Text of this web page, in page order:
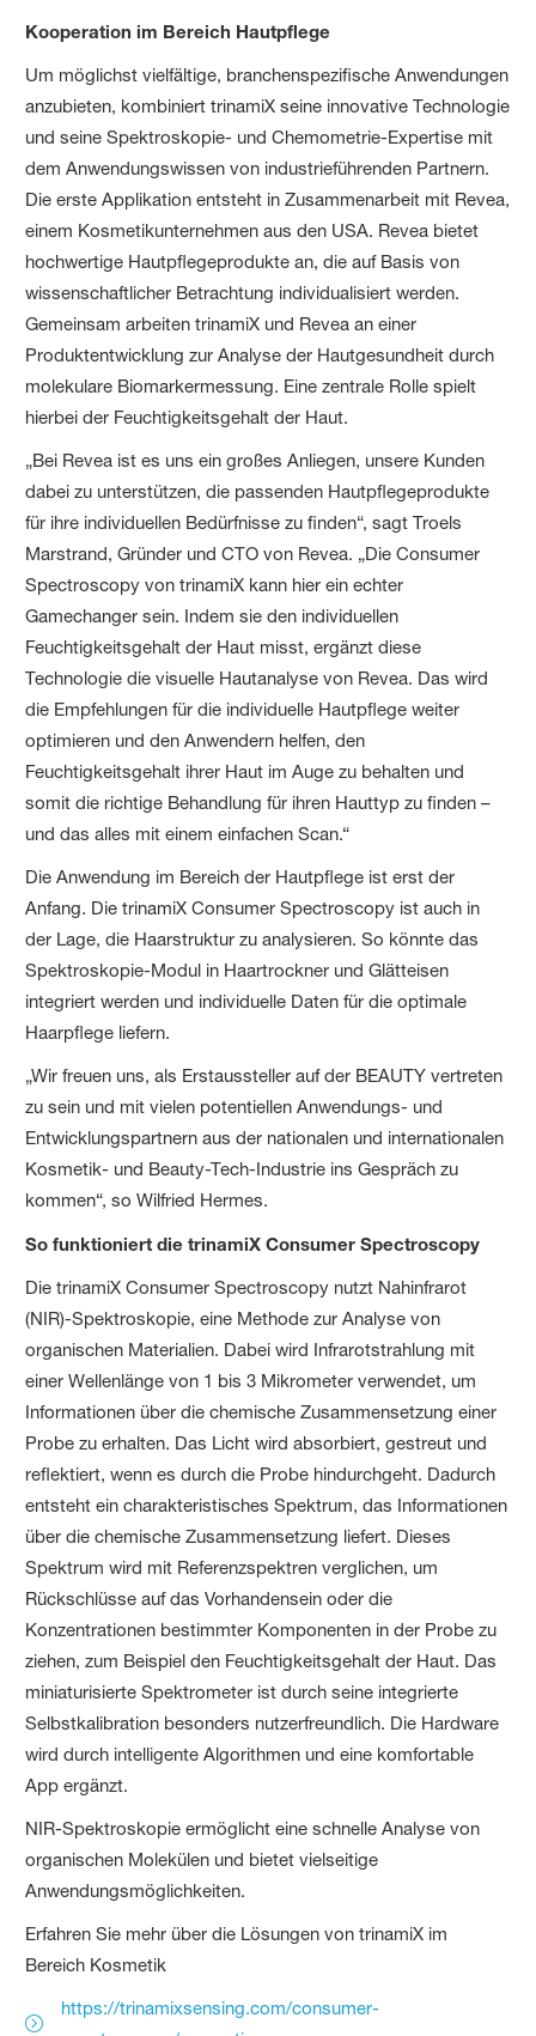
Kooperation im Bereich Hautpflege
Um möglichst vielfältige, branchenspezifische Anwendungen
anzubieten, kombiniert trinamiX seine innovative Technologie
und seine Spektroskopie- und Chemometrie-Expertise mit
dem Anwendungswissen von industrieführenden Partnern.
Die erste Applikation entsteht in Zusammenarbeit mit Revea,
einem Kosmetikunternehmen aus den USA. Revea bietet
hochwertige Hautpflegeprodukte an, die auf Basis von
wissenschaftlicher Betrachtung individualisiert werden.
Gemeinsam arbeiten trinamiX und Revea an einer
Produktentwicklung zur Analyse der Hautgesundheit durch
molekulare Biomarkermessung. Eine zentrale Rolle spielt
hierbei der Feuchtigkeitsgehalt der Haut.
„Bei Revea ist es uns ein großes Anliegen, unsere Kunden
dabei zu unterstützen, die passenden Hautpflegeprodukte
für ihre individuellen Bedürfnisse zu finden“, sagt Troels
Marstrand, Gründer und CTO von Revea. „Die Consumer
Spectroscopy von trinamiX kann hier ein echter
Gamechanger sein. Indem sie den individuellen
Feuchtigkeitsgehalt der Haut misst, ergänzt diese
Technologie die visuelle Hautanalyse von Revea. Das wird
die Empfehlungen für die individuelle Hautpflege weiter
optimieren und den Anwendern helfen, den
Feuchtigkeitsgehalt ihrer Haut im Auge zu behalten und
somit die richtige Behandlung für ihren Hauttyp zu finden –
und das alles mit einem einfachen Scan.“
Die Anwendung im Bereich der Hautpflege ist erst der
Anfang. Die trinamiX Consumer Spectroscopy ist auch in
der Lage, die Haarstruktur zu analysieren. So könnte das
Spektroskopie-Modul in Haartrockner und Glätteisen
integriert werden und individuelle Daten für die optimale
Haarpflege liefern.
„Wir freuen uns, als Erstaussteller auf der BEAUTY vertreten
zu sein und mit vielen potentiellen Anwendungs- und
Entwicklungspartnern aus der nationalen und internationalen
Kosmetik- und Beauty-Tech-Industrie ins Gespräch zu
kommen“, so Wilfried Hermes.
So funktioniert die trinamiX Consumer Spectroscopy
Die trinamiX Consumer Spectroscopy nutzt Nahinfrarot
(NIR)-Spektroskopie, eine Methode zur Analyse von
organischen Materialien. Dabei wird Infrarotstrahlung mit
einer Wellenlänge von 1 bis 3 Mikrometer verwendet, um
Informationen über die chemische Zusammensetzung einer
Probe zu erhalten. Das Licht wird absorbiert, gestreut und
reflektiert, wenn es durch die Probe hindurchgeht. Dadurch
entsteht ein charakteristisches Spektrum, das Informationen
über die chemische Zusammensetzung liefert. Dieses
Spektrum wird mit Referenzspektren verglichen, um
Rückschlüsse auf das Vorhandensein oder die
Konzentrationen bestimmter Komponenten in der Probe zu
ziehen, zum Beispiel den Feuchtigkeitsgehalt der Haut. Das
miniaturisierte Spektrometer ist durch seine integrierte
Selbstkalibration besonders nutzerfreundlich. Die Hardware
wird durch intelligente Algorithmen und eine komfortable
App ergänzt.
NIR-Spektroskopie ermöglicht eine schnelle Analyse von
organischen Molekülen und bietet vielseitige
Anwendungsmöglichkeiten.
Erfahren Sie mehr über die Lösungen von trinamiX im
Bereich Kosmetik
https://trinamixsensing.com/consumer-